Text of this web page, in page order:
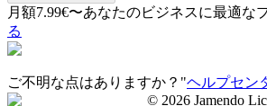
月額7.99€〜あなたのビジネスに最適な
る
ご不明な点はありますか？"ヘルプセン
© 2026 Jamendo